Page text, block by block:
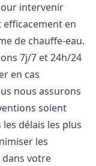
intervenir
en
de chauffe-eau.
7j/7 et 24h/24
en cas
nous assurons
soient
délais les plus
les
votre